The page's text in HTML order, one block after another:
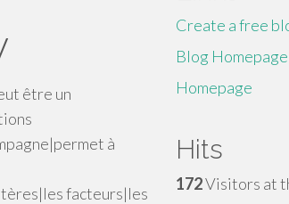
être un
à
facteurs|les
Create a free
Blog Homepage
Homepage
Hits
172Visitors at